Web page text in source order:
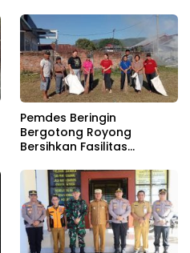
Pemdes Beringin
Bergotong Royong
Bersihkan Fasilitas
81